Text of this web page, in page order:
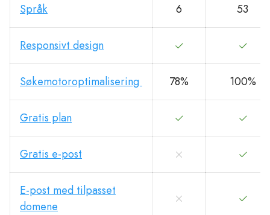
Språk 6 53
Responsivt design
Søkemotoroptimalisering 78% 100%
Gratis plan
Gratis e-post
E-post med tilpasset
domene